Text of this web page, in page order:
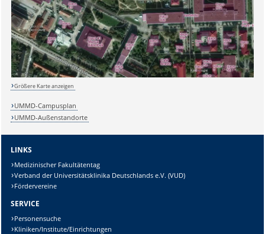
Größere Karte anzeigen
UMMD-Campusplan
UMMD-Außenstandorte
LINKS
Medizinischer Fakultätentag
Verband der Universitätsklinika Deutschlands e.V. (VUD)
Fördervereine
SERVICE
Personensuche
Kliniken/Institute/Einrichtungen